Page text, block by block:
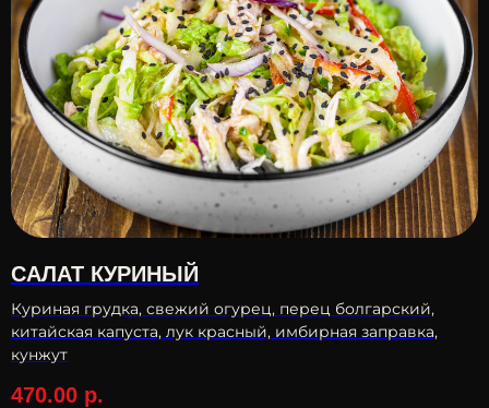
САЛАТ КУРИНЫЙ
Куриная грудка, свежий огурец, перец болгарский,
китайская капуста, лук красный, имбирная заправка,
кунжут
470.00 р.